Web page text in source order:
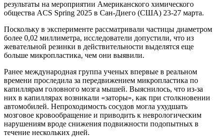
результаты на мероприятии Американского химического
общества ACS Spring 2025 в Сан-Диего (США) 23-27 марта.
Поскольку в эксперименте рассматривали частицы диаметром
более 0,02 миллиметра, исследователи допустили, что из
жевательной резинки в действительности выделятся еще
больше микропластика, чем они выявили.
Ранее международная группа ученых впервые в реальном
времени проследила за передвижением микропластика по
капиллярам головного мозга мышей. Выяснилось, что из-за
них в капиллярах возникали «заторы», как при столкновении
автомобилей. Непроходимость сосудов могла ухудшать
мозговое кровообращение и приводить к неврологическим
нарушениям вроде снижения подвижности подопытных в
течение нескольких дней.